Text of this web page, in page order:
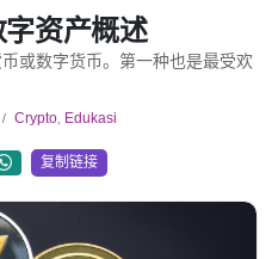
资产概述
或数字货币。第一种也是最受欢
/ Crypto, Edukasi
复制链接